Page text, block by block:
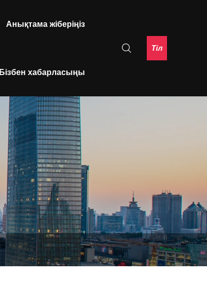
Анықтама жіберіңіз
Бізбен хабарласыңы
Тіл